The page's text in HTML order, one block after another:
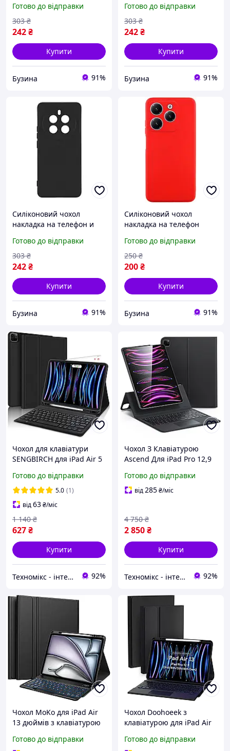
A для Realme 12 Pro колір
Dark Blue buzyna
Готово до відправки
242₴
303 ₴
Купити
Бузина 91%
A для Realme 12 Pro колір
Red buzyna
Готово до відправки
242₴
303 ₴
Купити
Бузина 91%
Силіконовий чохол
накладка на телефон и
A для Realme 12 Pro колір
Black buzyna
Готово до відправки
242₴
303 ₴
Купити
Бузина 91%
Силіконовий чохол
накладка на телефон
A для Tecno Spark 20 Pro
KJ6 Red buzyna
Готово до відправки
200₴
250 ₴
Купити
Бузина 91%
Чохол для клавіатури
SENGBIRCH для iPad Air 5
дюйма/iPad Pro 11
Готово до відправки
5.0 (1)
від63₴/міс
627₴
1 140 ₴
Купити
Техномікс - інтернет - магазин якісної техніки, електроніки та інших товарів для дому та роботи 92%
Чохол З Клавіатурою
Ascend Для iPad Pro 12,9
Готово до відправки
від285₴/міс
2 850₴
4 750 ₴
Купити
Техномікс - інтернет - магазин якісної техніки, електроніки та інших товарів для дому та роботи 92%
Чохол MoKo для iPad Air
13 дюймів з клавіатурою
для iPad Pro 12,9 дюйма
Готово до відправки
Чохол Doohoeek з
клавіатурою для iPad Air
(M3)/2024(M2), iPad Pro
Готово до відправки